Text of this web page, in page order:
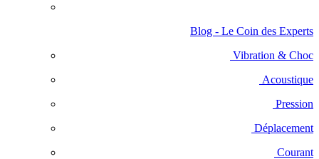
Blog - Le Coin des Experts
Vibration & Choc
Acoustique
Pression
Déplacement
Courant